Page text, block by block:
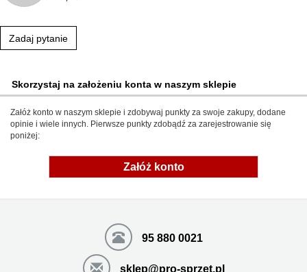
Zadaj pytanie
Skorzystaj na założeniu konta w naszym sklepie
Załóż konto w naszym sklepie i zdobywaj punkty za swoje zakupy, dodane
opinie i wiele innych. Pierwsze punkty zdobądź za zarejestrowanie się
poniżej:
Załóż konto
95 880 0021
sklep@pro-sprzet.pl